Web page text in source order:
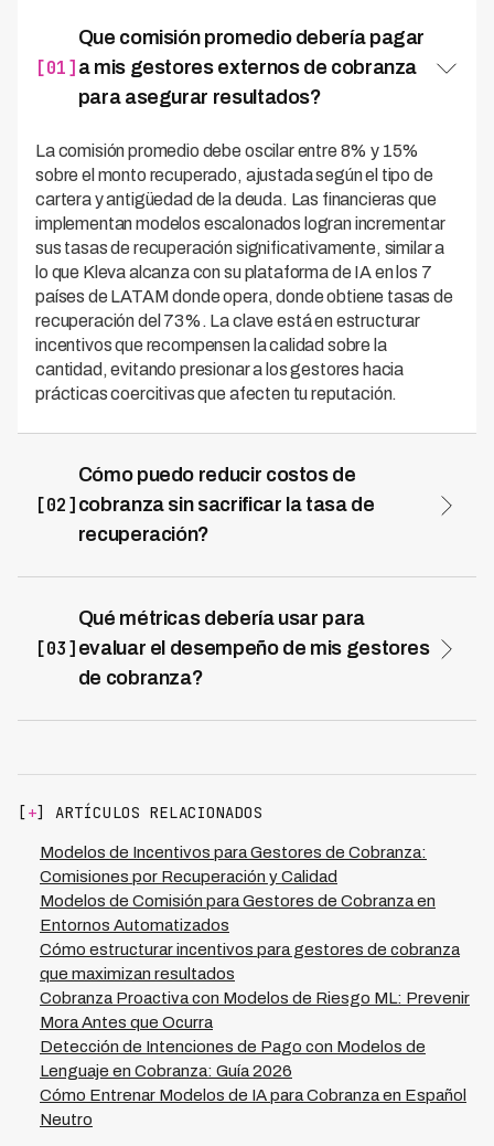
[01]
Que comisión promedio debería pagar
a mis gestores externos de cobranza
para asegurar resultados?
La comisión promedio debe oscilar entre 8% y 15%
sobre el monto recuperado, ajustada según el tipo de
cartera y antigüedad de la deuda. Las financieras que
implementan modelos escalonados logran incrementar
sus tasas de recuperación significativamente, similar a
lo que Kleva alcanza con su plataforma de IA en los 7
países de LATAM donde opera, donde obtiene tasas de
recuperación del 73%. La clave está en estructurar
incentivos que recompensen la calidad sobre la
cantidad, evitando presionar a los gestores hacia
prácticas coercitivas que afecten tu reputación.
[02]
Cómo puedo reducir costos de
cobranza sin sacrificar la tasa de
recuperación?
automaricen la pre-cobranza con tecnología. Al
implementar sistemas inteligentes para segmentación y
seguimiento inicial, puedes reducir hasta 70% los
costos operativos mientras mantienes altas tasas de
mayor valor, donde justifica su mayor costo.
[03]
Qué métricas debería usar para
evaluar el desempeño de mis gestores
de cobranza?
obsesionarse solo con volumen de llamadas es
fundamental para mantener calidad. Las plataformas
especializadas en cobranza con IA como Kleva
permiten monitorear estas métricas en tiempo real,
logrando tasas de recuperación del 73% en sus
operaciones en 7 países latinoamericanos. Establece
rangos de comisión variable según desempeño para
alinear incentivos con resultados reales de recuperación.
[+] ARTÍCULOS RELACIONADOS
Modelos de Incentivos para Gestores de Cobranza:
Comisiones por Recuperación y Calidad
Modelos de Comisión para Gestores de Cobranza en
Entornos Automatizados
Cómo estructurar incentivos para gestores de cobranza
que maximizan resultados
Cobranza Proactiva con Modelos de Riesgo ML: Prevenir
Mora Antes que Ocurra
Detección de Intenciones de Pago con Modelos de
Lenguaje en Cobranza: Guía 2026
Cómo Entrenar Modelos de IA para Cobranza en Español
Neutro